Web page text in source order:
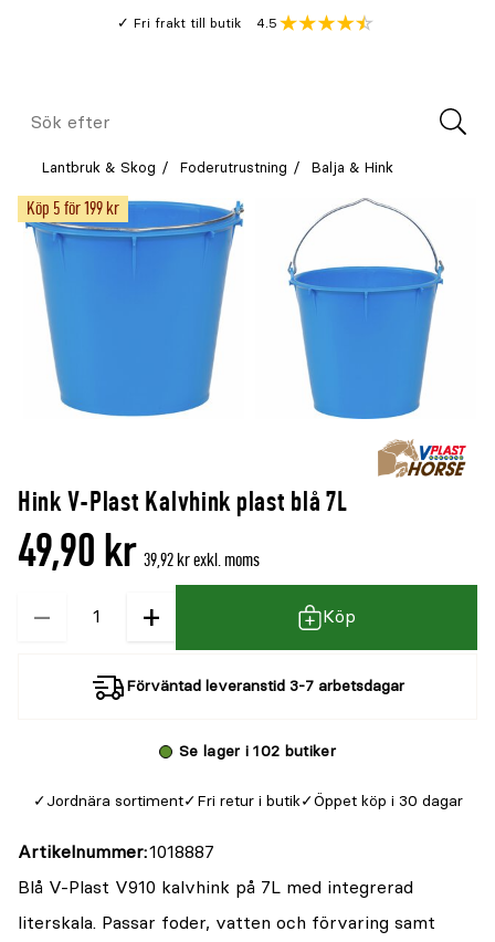
Fri frakt till butik
Genomsnitt
4.5
Meny
Sök
Lantbruk & Skog Foderutrustning Balja & Hink
Hink V-Plast Kalvhink plast blå 7L
49,90 kr 39,92 kr exkl. moms
−
Kvantitet + Köp
Förväntad leveranstid 3-7 arbetsdagar
Se lager i 102 butiker
Jordnära sortiment Fri retur i butik Öppet köp i 30 dagar
Artikelnummer 1018887
Blå V-Plast V910 kalvhink på 7L med integrerad
literskala. Passar foder, vatten och förvaring samt
Köp 5 för 199 kr